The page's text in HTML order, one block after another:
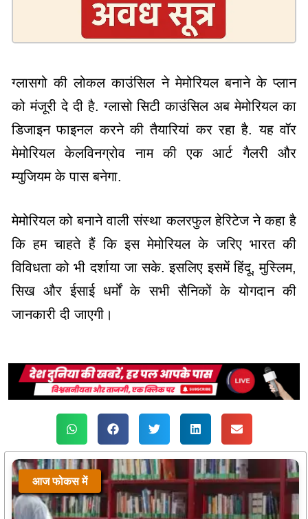
ग्लासगो की लोकल काउंसिल ने मेमोरियल बनाने के प्लान
को मंजूरी दे दी है. ग्लासो सिटी काउंसिल अब मेमोरियल का
डिजाइन फाइनल करने की तैयारियां कर रहा है. यह वॉर
मेमोरियल केलविनग्रोव नाम की एक आर्ट गैलरी और
म्युजियम के पास बनेगा.
मेमोरियल को बनाने वाली संस्था कलरफुल हेरिटेज ने कहा है
कि हम चाहते हैं कि इस मेमोरियल के जरिए भारत की
विविधता को भी दर्शाया जा सके. इसलिए इसमें हिंदू, मुस्लिम,
सिख और ईसाई धर्मों के सभी सैनिकों के योगदान की
जानकारी दी जाएगी।
आज फोकस में